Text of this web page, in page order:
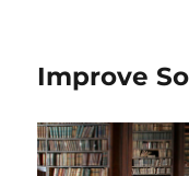
Improve